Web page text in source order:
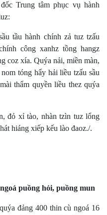
Trung tâm phục vụ hành
tầu hành chính zả tuz tzấu
công xanhz tồng hangz
coz xía. Quýa nải, miền màn,
tóng hẩy hải liều tzấu sầu
thẩm quyền liều thez quýa
đỏ xỉ tào, nhàn tzìn tuz lổng
hiáng xiếp kếu lào đaoz./.
puồng hỏi, puồng mun
đảng 400 thin cù ngoá 16